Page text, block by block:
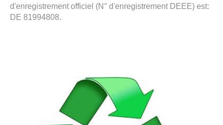
d'enregistrement officiel (N° d'enregistrement DEEE) est:
DE 81994808.